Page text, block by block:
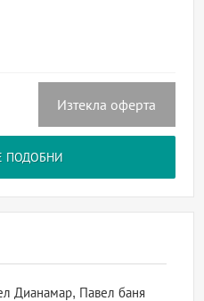
Изтекла оферта
ПОДОБНИ
Дианамар, Павел баня